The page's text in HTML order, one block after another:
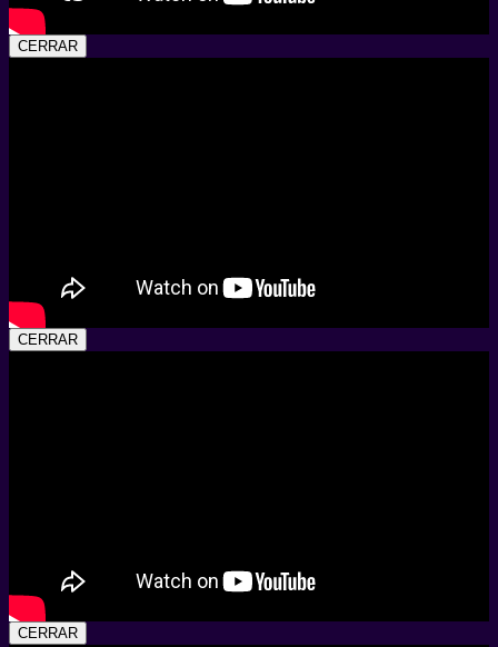
CERRAR
CERRAR
CERRAR